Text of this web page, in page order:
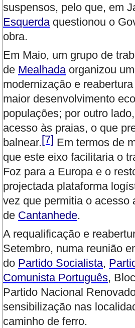
suspensos, pelo que, em
Esquerda questionou o
obra.
Em Maio, um grupo de
de Mealhada organizou
modernização e
maior desenvolvimento
populações; por outro
acesso às praias, o que
balnear.[7] Em termos de
que este eixo facilitaria o
Foz para a Europa e o
projectada plataforma
vez que permitia o acesso
de Cantanhede.
A requalificação e
Setembro, numa reunião
do Partido Socialista,
Comunista Português,
Partido Nacional
sensibilização nas
caminho de ferro.